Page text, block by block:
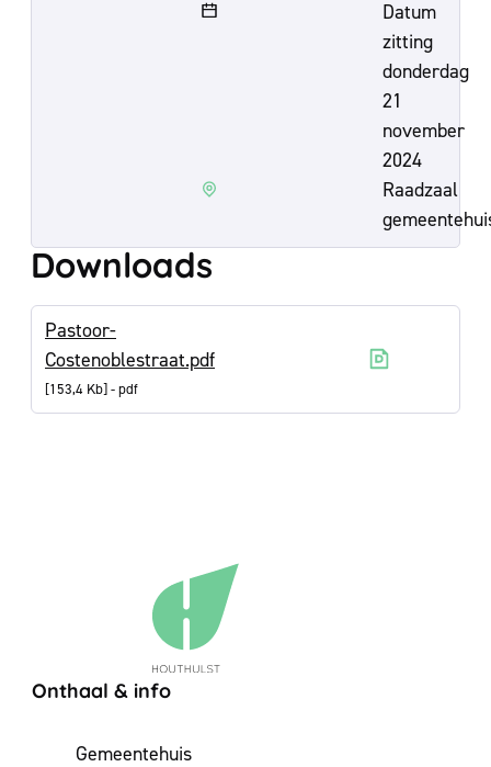
Datum
zitting
donderdag
21
november
2024
Raadzaal
Downloads
Pastoor-
Costenoblestraat.pdf
153,4 Kb pdf
Contact & openingsuren
Onthaal & info
AdresGemeentehuis